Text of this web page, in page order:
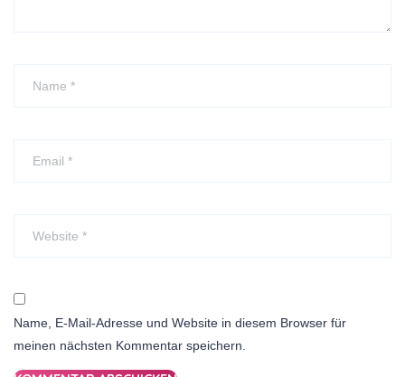
Name, E-Mail-Adresse und Website in diesem Browser für
meinen nächsten Kommentar speichern.